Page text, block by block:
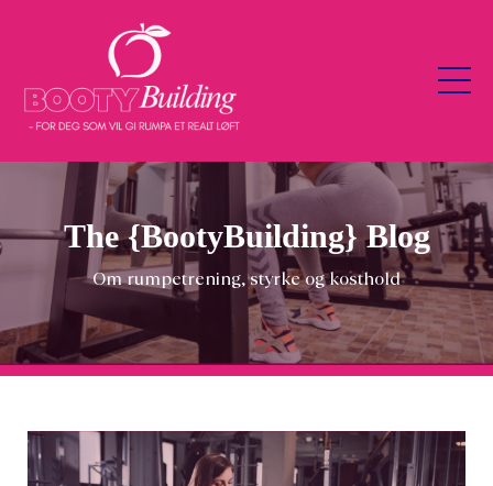
The {BootyBuilding} Blog
Om rumpetrening, styrke og kosthold